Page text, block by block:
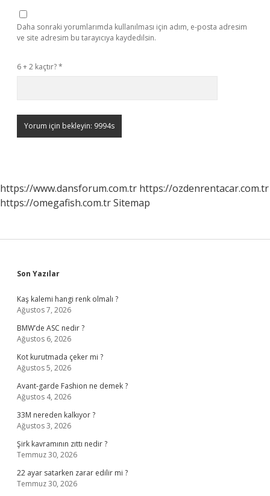
Daha sonraki yorumlarımda kullanılması için adım, e-posta adresim
ve site adresim bu tarayıcıya kaydedilsin.
6 + 2 kaçtır?*
https://www.dansforum.com.tr https://ozdenrentacar.com.tr
https://omegafish.com.trSitemap
Sidebar
Son Yazılar
Kaş kalemi hangi renk olmalı ?
Ağustos 7, 2026
BMW’de ASC nedir ?
Ağustos 6, 2026
Kot kurutmada çeker mi ?
Ağustos 5, 2026
Avant-garde Fashion ne demek ?
Ağustos 4, 2026
33M nereden kalkıyor ?
Ağustos 3, 2026
Şirk kavramının zıttı nedir ?
Temmuz 30, 2026
22 ayar satarken zarar edilir mi ?
Temmuz 30, 2026